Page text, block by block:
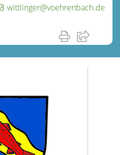
wittlinger@voehrenbach.de